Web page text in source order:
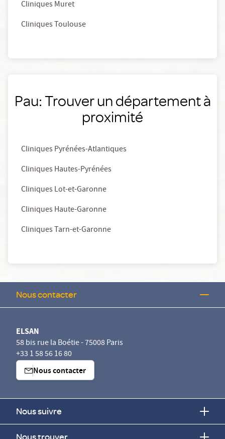
Cliniques Muret
Cliniques Toulouse
Pau: Trouver un département à
proximité
Cliniques Pyrénées-Atlantiques
Cliniques Hautes-Pyrénées
Cliniques Lot-et-Garonne
Cliniques Haute-Garonne
Cliniques Tarn-et-Garonne
Nous contacter
ELSAN
58 bis rue la Boétie - 75008 Paris
+33 1 58 56 16 80
Nous contacter
Nous suivre